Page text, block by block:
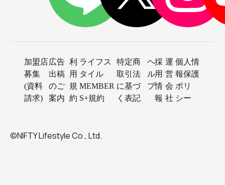
加盟店
募集
(資料
請求)
広告
出稿
のご
案内
利
用
規
約
ライフス
タイル
MEMBER
S+規約
特定商
取引法
に基づ
く表記
ヘ
ル
プ
採
用
情
報
運
営
会
社
個人情
報保護
ポリ
シー
©NIFTY Lifestyle Co., Ltd.